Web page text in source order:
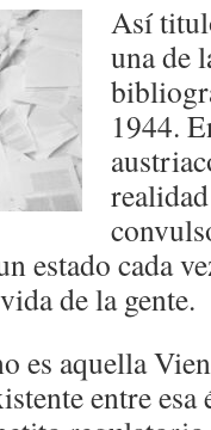
Así
una de
1944.
estado cada
de la gente.
es aquella
entre esa